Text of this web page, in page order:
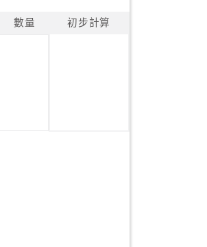
數量 初步計算